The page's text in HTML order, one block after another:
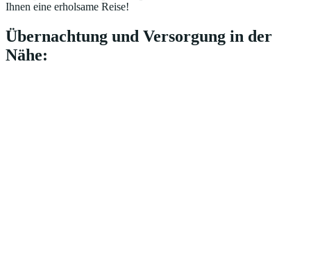
Ihnen eine erholsame Reise!
Übernachtung und Versorgung in der
Nähe: